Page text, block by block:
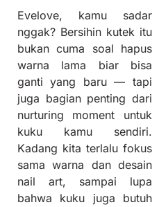
Evelove, kamu sadar
nggak? Bersihin kutek itu
bukan cuma soal hapus
warna lama biar bisa
ganti yang baru — tapi
juga bagian penting dari
nurturing moment untuk
kuku kamu sendiri.
Kadang kita terlalu fokus
sama warna dan desain
nail art, sampai lupa
bahwa kuku juga butuh